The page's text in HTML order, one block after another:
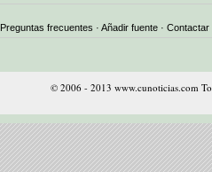
Preguntas frecuentes · Añadir fuente · Contactar
© 2006 - 2013 www.cunoticias.com